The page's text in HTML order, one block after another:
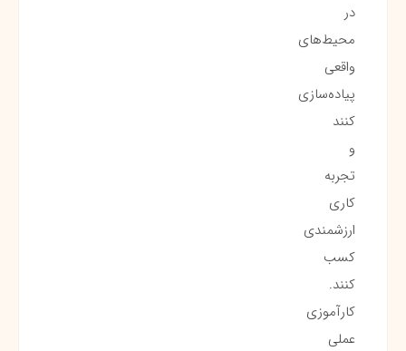
در
محیط‌های
واقعی
پیاده‌سازی
کنند
و
تجربه
کاری
ارزشمندی
کسب
کنند.
کارآموزی
عملی